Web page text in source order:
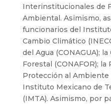
Interinstitucionales de
Ambiental. Asimismo,
funcionarios del
Cambio Climático
del Agua (CONAGUA);
Forestal (CONAFOR);
Protección al Ambiente
Instituto Mexicano de
(IMTA). Asimismo, por